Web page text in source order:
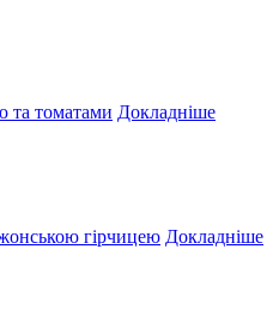
та томатами Докладніше
гірчицею Докладніше